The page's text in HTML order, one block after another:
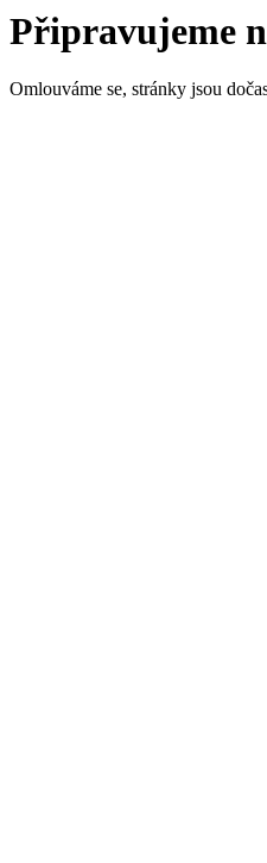
Připravujeme
Omlouváme se, stránky jsou